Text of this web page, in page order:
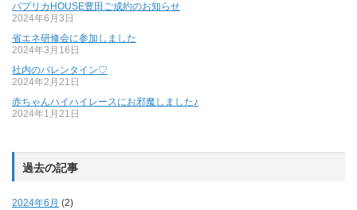
パプリカHOUSE豊田ご成約のお知らせ
2024年6月3日
省エネ研修会に参加しました
2024年3月16日
社内のバレンタイン♡
2024年2月21日
赤ちゃんハイハイレースにお邪魔しました♪
2024年1月21日
過去の記事
2024年6月 (2)